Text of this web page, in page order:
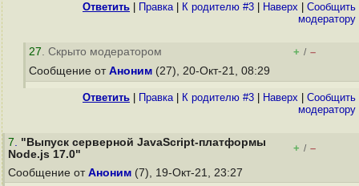
Ответить Правка| К родителю #3 Наверх
Cообщить
модератору
27. Скрыто модератором + / –
Сообщение от Аноним (27), 20-Окт-21, 08:29
Ответить Правка| К родителю #3 Наверх
Cообщить
модератору
7. "Выпуск серверной JavaScript-платформы
Node.js 17.0"
+ / –
Сообщение от Аноним (7), 19-Окт-21, 23:27